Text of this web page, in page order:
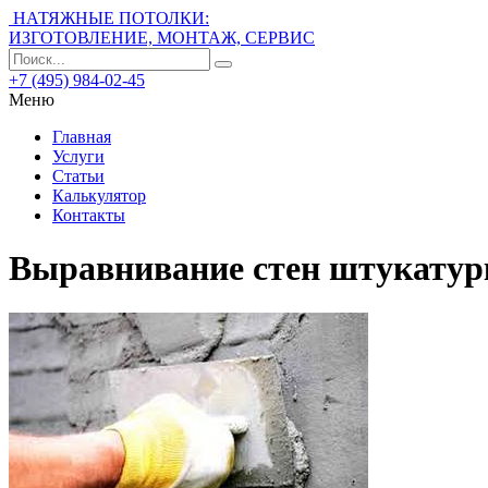
НАТЯЖНЫЕ ПОТОЛКИ:
ИЗГОТОВЛЕНИЕ, МОНТАЖ, СЕРВИС
+7 (495) 984-02-45
Меню
Главная
Услуги
Статьи
Калькулятор
Контакты
Выравнивание стен